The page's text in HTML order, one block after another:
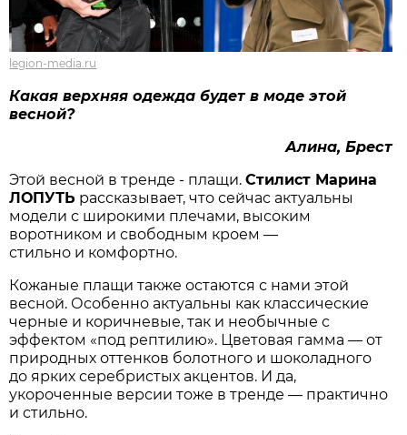
legion-media.ru
Какая верхняя одежда будет в моде этой
весной?
Алина, Брест
Этой весной в тренде - плащи.Стилист Марина
ЛОПУТЬ рассказывает, что сейчас актуальны
модели с широкими плечами, высоким
воротником и свободным кроем —
стильно и комфортно.
Кожаные плащи также остаются с нами этой
весной. Особенно актуальны как классические
черные и коричневые, так и необычные с
эффектом «под рептилию». Цветовая гамма — от
природных оттенков болотного и шоколадного
до ярких серебристых акцентов. И да,
укороченные версии тоже в тренде — практично
и стильно.